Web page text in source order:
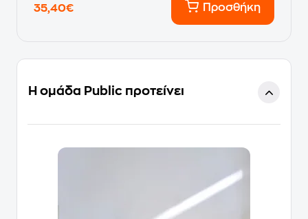
35,40€
Προσθήκη
Η ομάδα Public προτείνει